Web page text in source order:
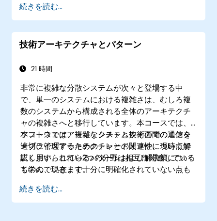
者が学んだ内容を任意の適切なシステムモデリン
グ手法やツールに応用できるよう丁寧に解説しま
す。
続きを読む...
技術アーキテクチャとパターン
21 時間
非常に複雑な分散システムが次々と登場する中
で、単一のシステムにおける複雑さは、むしろ複
数のシステムから構成される全体のアーキテクチ
ャの複雑さへと移行しています。本コースでは、
ソフトウェアアーキテクチャと技術面でのエンタ
ープライズアーキテクチャとの関連性について解
説します。これら2つの分野は相互に関連している
ものの、現在まで十分に明確化されていない点も
ステムをWebサービス経由で通信する2つのシス
テムへ分割することは、両システム自体のみなら
本コースでは、複雑なシステムやその間の通信を
適切に管理するためのトレードオフや、現時点で
広く用いられているパターンおよび解決策につい
て学んでいきます。
続きを読む...